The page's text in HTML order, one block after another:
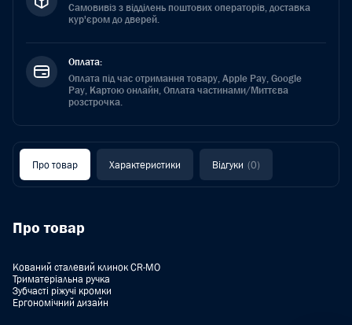
Самовивіз з відділень поштових операторів, доставка
кур'єром до дверей.
Оплата:
Оплата під час отримання товару, Apple Pay, Google
Pay, Картою онлайн, Оплата частинами/Миттєва
розстрочка.
Про товар Характеристики Відгуки (0)
Про товар
Кований сталевий клинок CR-MO
Триматеріальна ручка
Зубчасті ріжучі кромки
Ергономічний дизайн